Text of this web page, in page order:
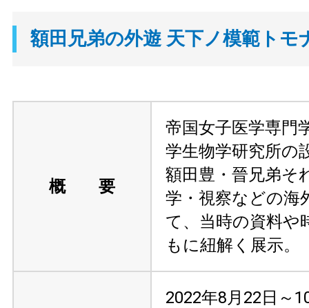
額田兄弟の外遊 天下ノ模範トモ
概 要
帝国女子医学専門
学生物学研究所の
額田豊・晉兄弟そ
学・視察などの海
て、当時の資料や
もに紐解く展示。
2022年8月22日～